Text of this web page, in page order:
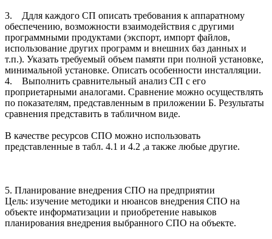
3. Ддля каждого СП описать требования к аппаратному
обеспечению, возможности взаимодействия с другими
программными продуктами (экспорт, импорт файлов,
использование других программ и внешних баз данных и
т.п.). Указать требуемый объем памяти при полной установке,
минимальной установке. Описать особенности инсталляции.
4. Выполнить сравнительный анализ СП с его
проприетарными аналогами. Сравнение можно осуществлять
по показателям, представленным в приложении Б. Результаты
сравнения представить в табличном виде.
В качестве ресурсов СПО можно использовать
представленные в табл. 4.1 и 4.2 ,а также любые другие.
5. Планирование внедрения СПО на предприятии
Цель: изучение методики и нюансов внедрения СПО на
объекте информатизации и приобретение навыков
планирования внедрения выбранного СПО на объекте.